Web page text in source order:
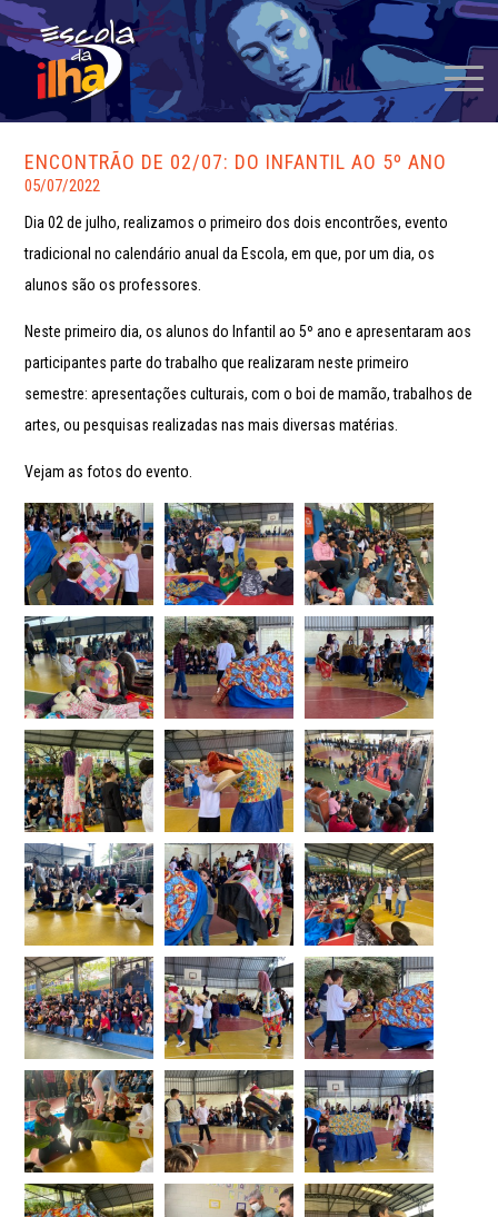
ENCONTRÃO DE 02/07: DO INFANTIL AO 5º ANO
05/07/2022
Dia 02 de julho, realizamos o primeiro dos dois encontrões, evento
tradicional no calendário anual da Escola, em que, por um dia, os
alunos são os professores.
Neste primeiro dia, os alunos do Infantil ao 5º ano e apresentaram aos
participantes parte do trabalho que realizaram neste primeiro
semestre: apresentações culturais, com o boi de mamão, trabalhos de
artes, ou pesquisas realizadas nas mais diversas matérias.
Vejam as fotos do evento.